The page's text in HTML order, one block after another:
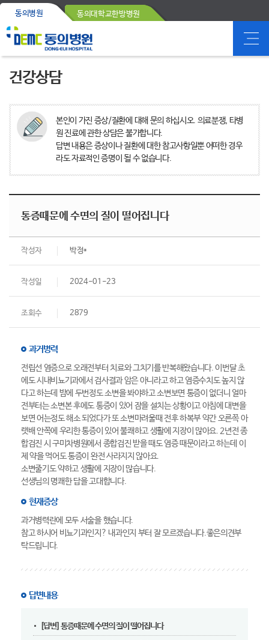
동의병원 동의대학교한방병원
건강상담
본인이 가진 증상/질환에 대해 문의 하십시오. 의료분쟁, 타병
원 진료에 관한 상담은 불가합니다.
답변 내용은 증상이나 질환에 대한 참고사항일뿐 어떠한 경우
라도 자료적인 증명이 될 수 없습니다.
통증때문에 수면의 질이 떨어집니다
작성자 박정*
작성일 2024-01-23
조회수 2879
과거병력
전립선 염증으로 오래전부터 치료와 그치기를 반복해왔습니다. 이번달 초
에도 시내비뇨기과에서 검사결과 암은 아니라고 하고 염증수치도 높지 않
다고 하는데 밤에 두번정도 소변을 봐야하고 소변보면 통증이 없더니 얼마
전부터는 소변본 후에도 통증이 있어 잠을 설치는 상황이고 아침에 대변을
보면 어는정도 해소 되었다가 또 소변마려울때 전후 하복부 약간 오른쪽 아
랫배 안쪽에 우리한 통증이 있어 불쾌하고 생활에 지장이 많아요. 2년전 종
합검진 시 구미차병원에서 종합검진 받을 때도 염증 때문이라고 하는데 이
제 약을 먹어도 통증이 완전 사라지지 않아요.
소변줄기도 약하고 생활에 지장이 많습니다.
선생님의 명쾌한 답을 고대합니다.
현재증상
과거병력란에 모두 서술을 했습니다.
참고 하시어 비뇨기과인지? 내과인지 부터 잘 모르겠습니다.좋은의견부
탁드립니다.
답변내용
[답변] 통증때문에 수면의 질이 떨어집니다